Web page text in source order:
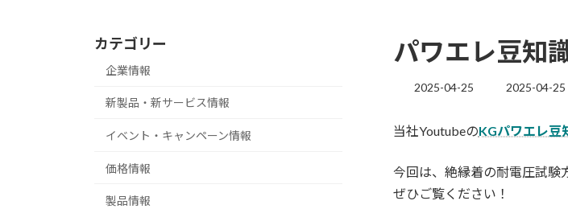
パワエレ豆知
2025-04-25
最
新
時
:
2025-04-25
当社YoutubeのKGパワエレ豆
今回は、絶縁着の耐電圧試験
ぜひご覧ください！
カテゴリー
企業情報
新製品・新サービス情報
イベント・キャンペーン情報
価格情報
製品情報